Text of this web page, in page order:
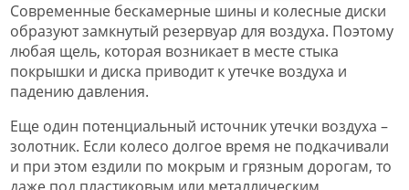
Современные бескамерные шины и колесные диски
образуют замкнутый резервуар для воздуха. Поэтому
любая щель, которая возникает в месте стыка
покрышки и диска приводит к утечке воздуха и
падению давления.
Еще один потенциальный источник утечки воздуха –
золотник. Если колесо долгое время не подкачивали
и при этом ездили по мокрым и грязным дорогам, то